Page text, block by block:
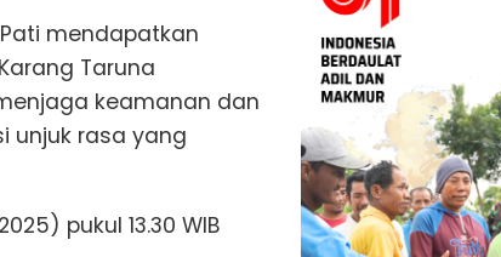
mendapatkan
Taruna
keamanan dan
unjuk rasa yang
pukul 13.30 WIB